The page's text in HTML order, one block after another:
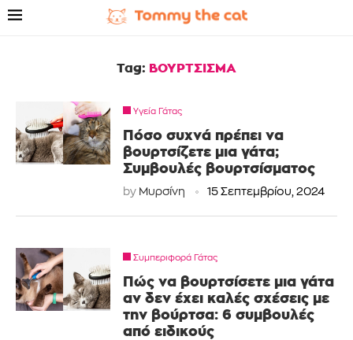
Tag: ΒΟΥΡΤΣΙΣΜΑ
Υγεία Γάτας
Πόσο συχνά πρέπει να
βουρτσίζετε μια γάτα;
Συμβουλές βουρτσίσματος
by Μυρσίνη 15 Σεπτεμβρίου, 2024
Συμπεριφορά Γάτας
Πώς να βουρτσίσετε μια γάτα
αν δεν έχει καλές σχέσεις με
την βούρτσα: 6 συμβουλές
από ειδικούς